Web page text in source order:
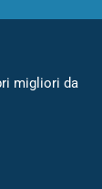
migliori da